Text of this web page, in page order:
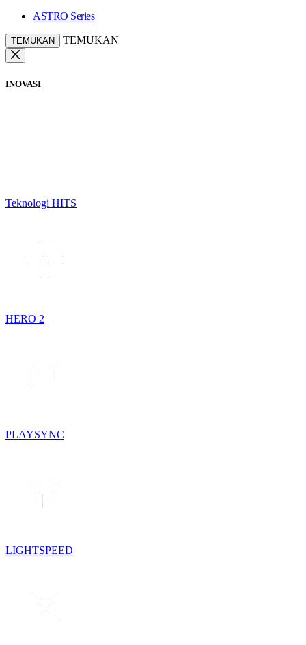
ASTRO Series
TEMUKAN TEMUKAN
INOVASI
Teknologi HITS
HERO 2
PLAYSYNC
LIGHTSPEED